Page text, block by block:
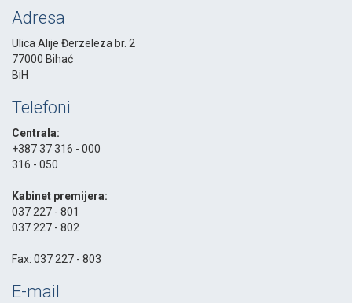
Adresa
Ulica Alije Đerzeleza br. 2
77000 Bihać
BiH
Telefoni
Centrala:
+387 37 316 - 000
316 - 050
Kabinet premijera:
037 227 - 801
037 227 - 802
Fax: 037 227 - 803
E-mail